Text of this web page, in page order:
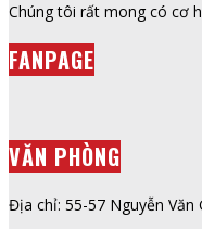
Chúng tôi rất mong có cơ
FANPAGE
VĂN PHÒNG
Địa chỉ: 55-57 Nguyễn Văn